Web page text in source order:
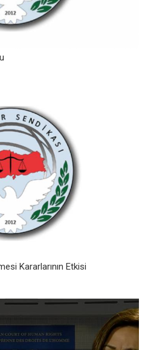
Kararlarının Etkisi